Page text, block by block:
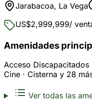
Jarabacoa, La Vega
US$2,999,999/
Amenidades
Acceso Discapacitados
Cine · Cisterna y 28
Ver todas las